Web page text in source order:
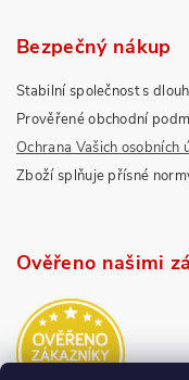
Bezpečný nákup
Stabilní společnost s
Prověřené obchodní
Ochrana Vašich osobních
Zboží splňuje přísné
Ověřeno našimi